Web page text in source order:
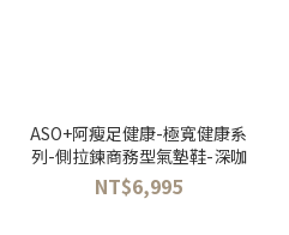
ASO+阿瘦足健康-極寬健康系
列-側拉鍊商務型氣墊鞋-深咖
NT$6,995